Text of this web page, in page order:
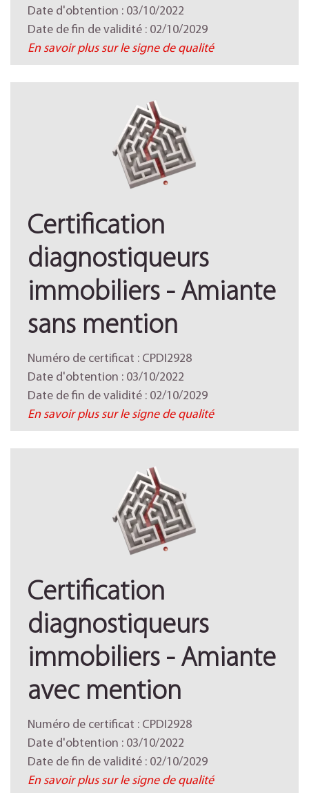
Date d'obtention : 03/10/2022
Date de fin de validité : 02/10/2029
En savoir plus sur le signe de qualité
Certification
diagnostiqueurs
immobiliers - Amiante
sans mention
Numéro de certificat : CPDI2928
Date d'obtention : 03/10/2022
Date de fin de validité : 02/10/2029
En savoir plus sur le signe de qualité
Certification
diagnostiqueurs
immobiliers - Amiante
avec mention
Numéro de certificat : CPDI2928
Date d'obtention : 03/10/2022
Date de fin de validité : 02/10/2029
En savoir plus sur le signe de qualité